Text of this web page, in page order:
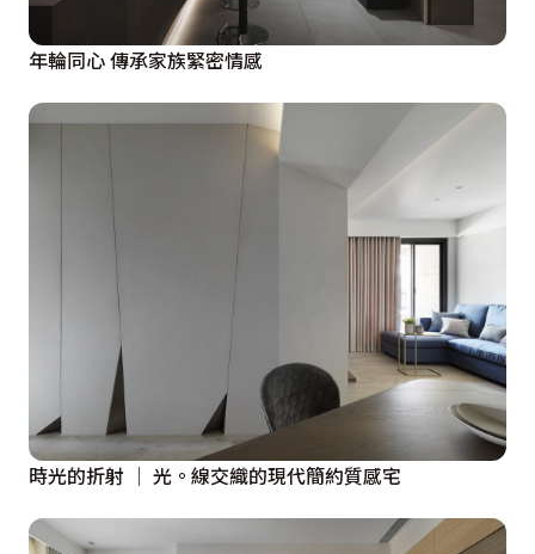
年輪同心 傳承家族緊密情感
時光的折射 │ 光。線交織的現代簡約質感宅